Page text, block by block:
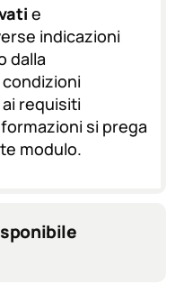
e
indicazioni
dalla
requisiti
si prega
modulo.